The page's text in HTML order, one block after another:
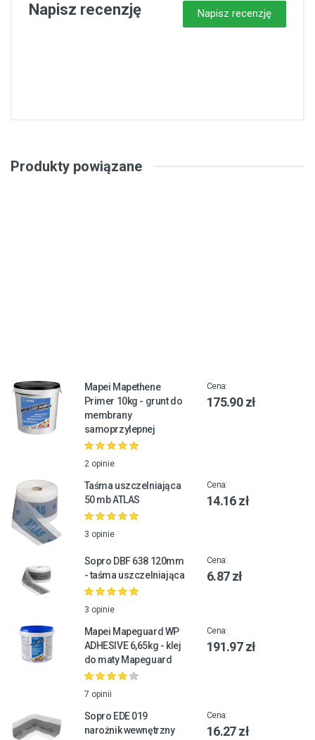
Napisz recenzję Napisz recenzję
Produkty powiązane
Mapei Mapethene
Primer 10kg - grunt do
membrany
samoprzylepnej
2 opinie
Cena:
175.90 zł
Taśma uszczelniająca
50 mb ATLAS
3 opinie
Cena:
14.16 zł
Sopro DBF 638 120mm
- taśma uszczelniająca
3 opinie
Cena:
6.87 zł
Mapei Mapeguard WP
ADHESIVE 6,65kg - klej
do maty Mapeguard
7 opinii
Cena:
191.97 zł
Sopro EDE 019
narożnik wewnętrzny
Cena:
16.27 zł